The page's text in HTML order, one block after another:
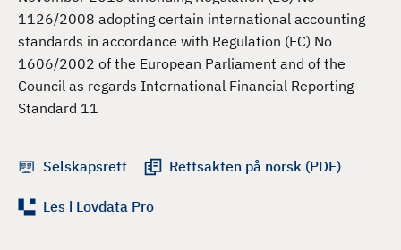
1126/2008 adopting certain international accounting
standards in accordance with Regulation (EC) No
1606/2002 of the European Parliament and of the
Council as regards International Financial Reporting
Standard 11
Selskapsrett Rettsakten på norsk (PDF)
Les i Lovdata Pro